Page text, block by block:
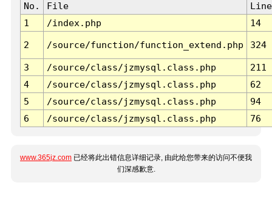
No. File
Line
1
/index.php 14
2 /source/function/function_extend.php 324
3 /source/class/jzmysql.class.php
211
4
/source/class/jzmysql.class.php
62
5
/source/class/jzmysql.class.php
94
6
/source/class/jzmysql.class.php 76
www.365jz.com 已经将此出错信息详细记录, 由此给您带来的访问不便我
们深感歉意.